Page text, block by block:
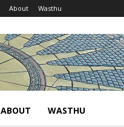
About Wasthu
ABOUT WASTHU